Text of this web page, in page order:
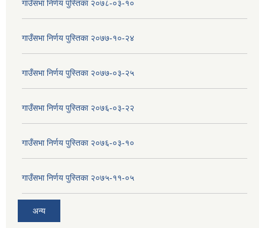
गाउँसभा निर्णय पुस्तिका २०७८-०३-१०
गाउँसभा निर्णय पुस्तिका २०७७-१०-२४
गाउँसभा निर्णय पुस्तिका २०७७-०३-२५
गाउँसभा निर्णय पुस्तिका २०७६-०३-२२
गाउँसभा निर्णय पुस्तिका २०७६-०३-१०
गाउँसभा निर्णय पुस्तिका २०७५-११-०५
अन्य